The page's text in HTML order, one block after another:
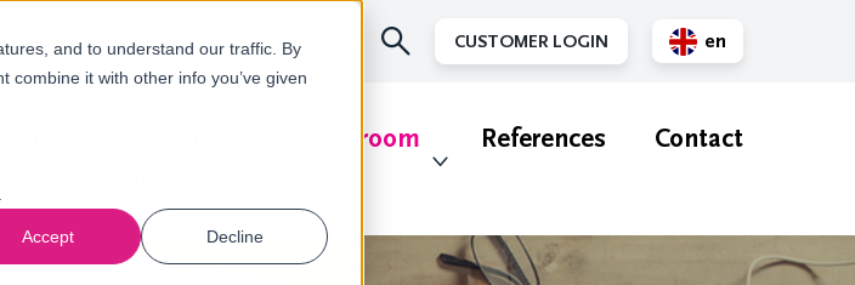
and to understand our traffic. By
it with other info you’ve given
Accept Decline
CUSTOMER LOGIN
en
Newsroom References Contact